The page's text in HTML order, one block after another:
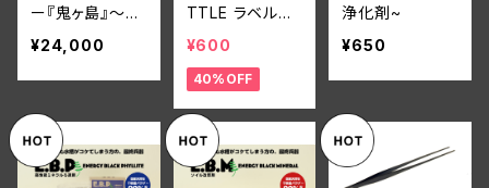
ー『鬼ヶ島』～4
号サイズ編
¥24,000
TTLE ラベル付
き～プッシュ部
出で清潔～
¥600
40%OFF
浄化剤~
¥650